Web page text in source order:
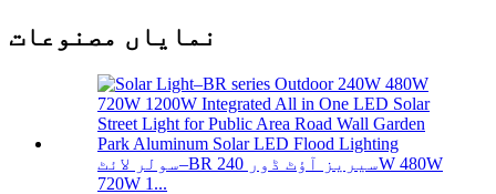
نمایاں مصنوعات
سولر لائٹ–BR سیریز آؤٹ ڈور 240W 480W
720W 1...